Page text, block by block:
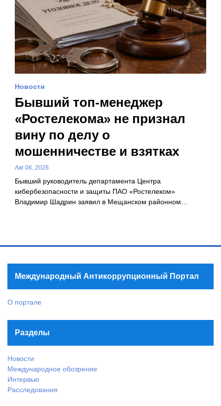
Новости
Бывший топ-менеджер
«Ростелекома» не признал
вину по делу о
мошенничестве и взятках
Авг 06, 2026
Бывший руководитель департамента Центра
кибербезопасности и защиты ПАО «Ростелеком»
Владимир Шадрин заявил в Мещанском районном…
Международный Антикоррупционный Портал
О портале
Разделы
Новости
Международное обозрение
Интервью
Расследования